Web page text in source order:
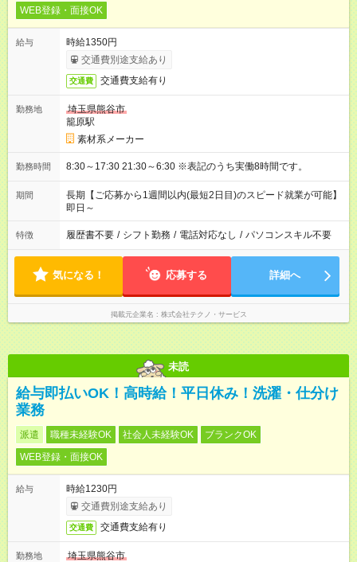
WEB登録・面接OK
給与
時給1350円
交通費別途支給あり
交通費 交通費支給有り
勤務地
埼玉県熊谷市
籠原駅
素材系メーカー
勤務時間 8:30～17:30 21:30～6:30 ※表記のうち実働8時間です。
期間
長期【ご応募から1週間以内(最短2日目)のスピード就業が可能】
即日～
特徴 履歴書不要 / シフト勤務 / 電話対応なし / パソコンスキル不要
気になる！ 応募する 詳細へ
掲載元企業名 株式会社テクノ・サービス
未読
給与即払いOK！高時給！平日休み！洗濯・仕分け
業務
派遣 職種未経験OK 社会人未経験OK
ブランクOK
WEB登録・面接OK
給与
時給1230円
交通費別途支給あり
交通費 交通費支給有り
勤務地
埼玉県熊谷市